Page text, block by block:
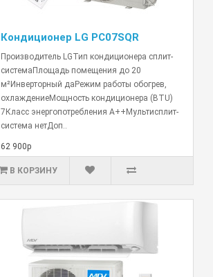
Кондиционер LG PC07SQR
Производитель LGТип кондиционера сплит-
системаПлощадь помещения до 20
м²Инверторный даРежим работы обогрев,
охлаждениеМощность кондиционера (BTU)
7Класс энергопотребления A++Мультисплит-
система нетДоп..
62 900р
В КОРЗИНУ